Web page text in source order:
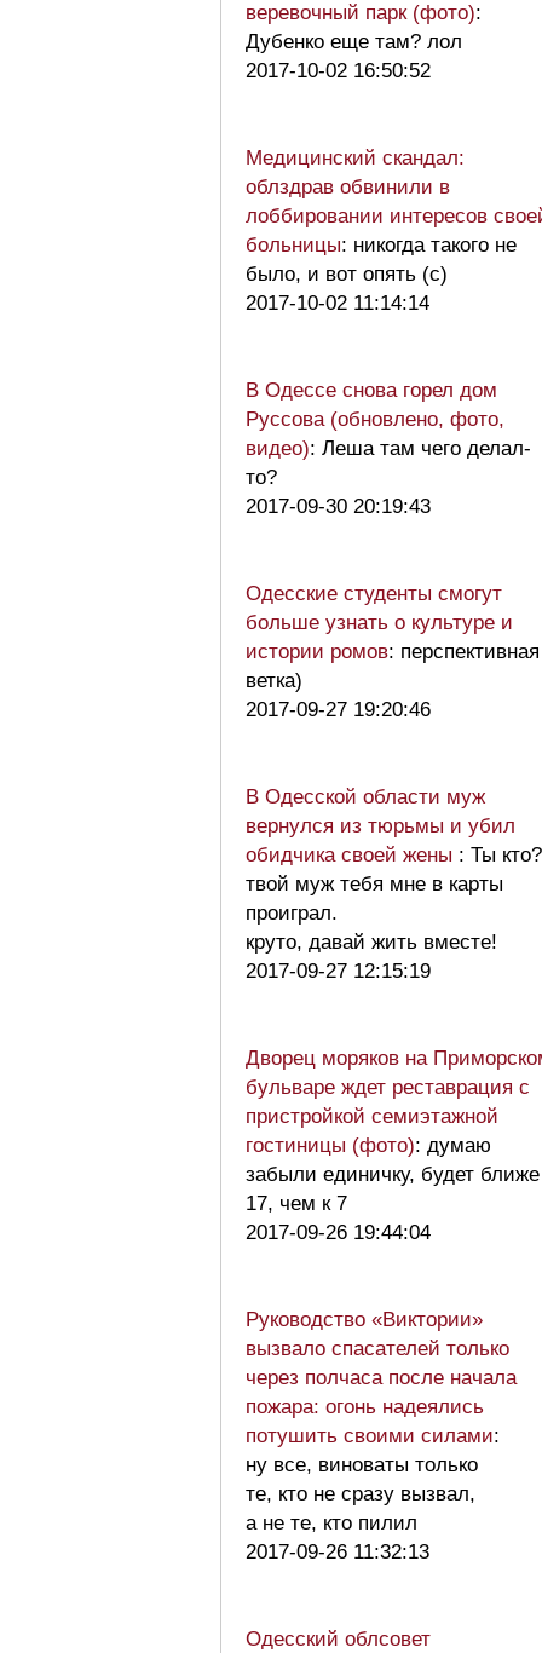
веревочный парк (фото):
Дубенко еще там? лол
2017-10-02 16:50:52
Медицинский скандал:
облздрав обвинили в
лоббировании интересов
больницы: никогда такого не
было, и вот опять (с)
2017-10-02 11:14:14
В Одессе снова горел дом
Руссова (обновлено, фото,
видео): Леша там чего делал-
то?
2017-09-30 20:19:43
Одесские студенты смогут
больше узнать о культуре и
истории ромов: перспективная
ветка)
2017-09-27 19:20:46
В Одесской области муж
вернулся из тюрьмы и убил
обидчика своей жены : Ты кто?
твой муж тебя мне в карты
проиграл.
круто, давай жить вместе!
2017-09-27 12:15:19
Дворец моряков на
бульваре ждет реставрация с
пристройкой семиэтажной
гостиницы (фото): думаю
забыли единичку, будет ближе
17, чем к 7
2017-09-26 19:44:04
Руководство «Виктории»
вызвало спасателей только
через полчаса после начала
пожара: огонь надеялись
потушить своими силами:
ну все, виноваты только
те, кто не сразу вызвал,
а не те, кто пилил
2017-09-26 11:32:13
Одесский облсовет